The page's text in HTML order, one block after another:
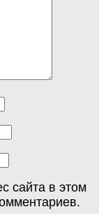
сайта в этом